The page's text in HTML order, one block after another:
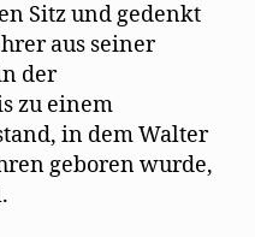
Sitz und gedenkt
aus seiner
der
zu einem
in dem Walter
geboren wurde,